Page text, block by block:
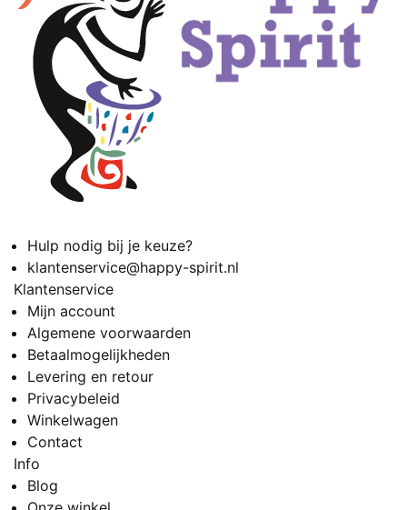
Hulp nodig bij je keuze?
klantenservice@happy-spirit.nl
Klantenservice
Mijn account
Algemene voorwaarden
Betaalmogelijkheden
Levering en retour
Privacybeleid
Winkelwagen
Contact
Info
Blog